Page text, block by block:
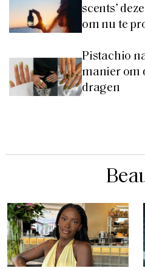
scents’
om nu te
Pistachio
manier om
dragen